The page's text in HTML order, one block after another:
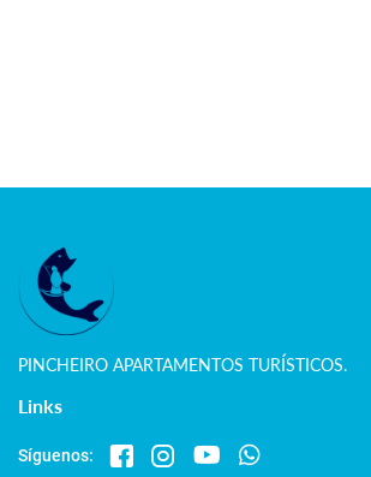
PINCHEIRO APARTAMENTOS TURÍSTICOS.
Links
Síguenos: